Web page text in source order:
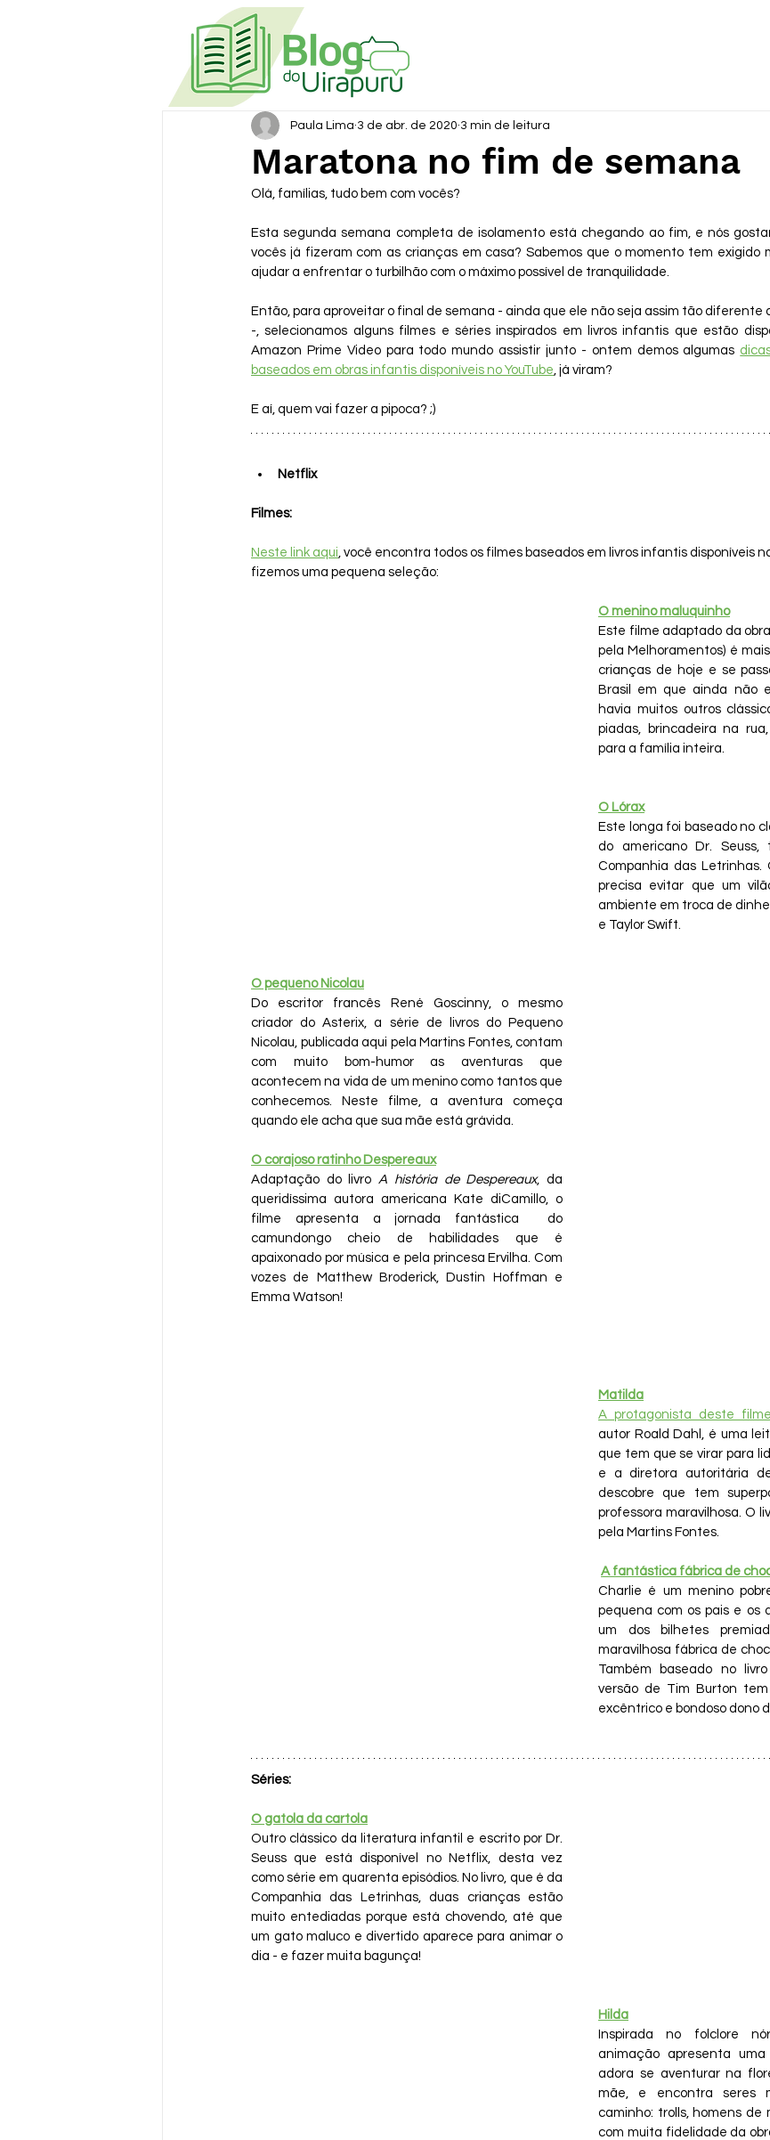
Maratona no fim de semana
Paula Lima 3 de abr. de 2020 3 min de leitura
Olá, famílias, tudo bem com vocês?
Esta segunda semana completa de isolamento está chegando ao fim, e nós
vocês já fizeram com as crianças em casa? Sabemos que o momento tem exigido
ajudar a enfrentar o turbilhão com o máximo possível de tranquilidade.
Então, para aproveitar o final de semana - ainda que ele não seja assim tão diferente
-, selecionamos alguns filmes e séries inspirados em livros infantis que estão
Amazon Prime Video para todo mundo assistir junto - ontem demos algumas
baseados em obras infantis disponíveis no YouTube, já viram?
E aí, quem vai fazer a pipoca? ;)
Netflix
Filmes:
Neste link aqui, você encontra todos os filmes baseados em livros infantis disponíveis
fizemos uma pequena seleção:
O menino maluquinho
Este filme adaptado da
pela Melhoramentos) é
crianças de hoje e se
Brasil em que ainda não
havia muitos outros
piadas, brincadeira na
para a família inteira.
O Lórax
Este longa foi baseado no
do americano Dr. Seuss,
Companhia das Letrinhas.
precisa evitar que um
ambiente em troca de
e Taylor Swift.
O pequeno Nicolau
Do escritor francês René Goscinny, o mesmo
criador do Asterix, a série de livros do Pequeno
Nicolau, publicada aqui pela Martins Fontes, contam
com muito bom-humor as aventuras que
acontecem na vida de um menino como tantos que
conhecemos. Neste filme, a aventura começa
quando ele acha que sua mãe está grávida.
O corajoso ratinho Despereaux
Adaptação do livro A história de Despereaux, da
queridíssima autora americana Kate diCamillo, o
filme apresenta a jornada fantástica  do
camundongo cheio de habilidades que é
apaixonado por música e pela princesa Ervilha. Com
vozes de Matthew Broderick, Dustin Hoffman e
Emma Watson!
Matilda
A protagonista deste
autor Roald Dahl, é uma
que tem que se virar para
e a diretora autoritária
descobre que tem
professora maravilhosa. O
pela Martins Fontes.
A fantástica fábrica de
Charlie é um menino
pequena com os pais e os
um dos bilhetes
maravilhosa fábrica de
Também baseado no
versão de Tim Burton
excêntrico e bondoso dono
Séries:
O gatola da cartola
Outro clássico da literatura infantil e escrito por Dr.
Seuss que está disponível no Netflix, desta vez
como série em quarenta episódios. No livro, que é da
Companhia das Letrinhas, duas crianças estão
muito entediadas porque está chovendo, até que
um gato maluco e divertido aparece para animar o
dia - e fazer muita bagunça!
Hilda
Inspirada no folclore
animação apresenta
adora se aventurar na
mãe, e encontra seres
caminho: trolls, homens
com muita fidelidade da